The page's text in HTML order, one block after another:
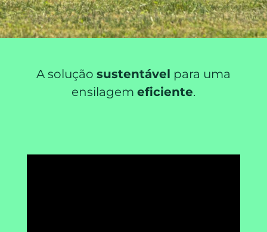
A solução sustentável para uma
ensilagem eficiente.